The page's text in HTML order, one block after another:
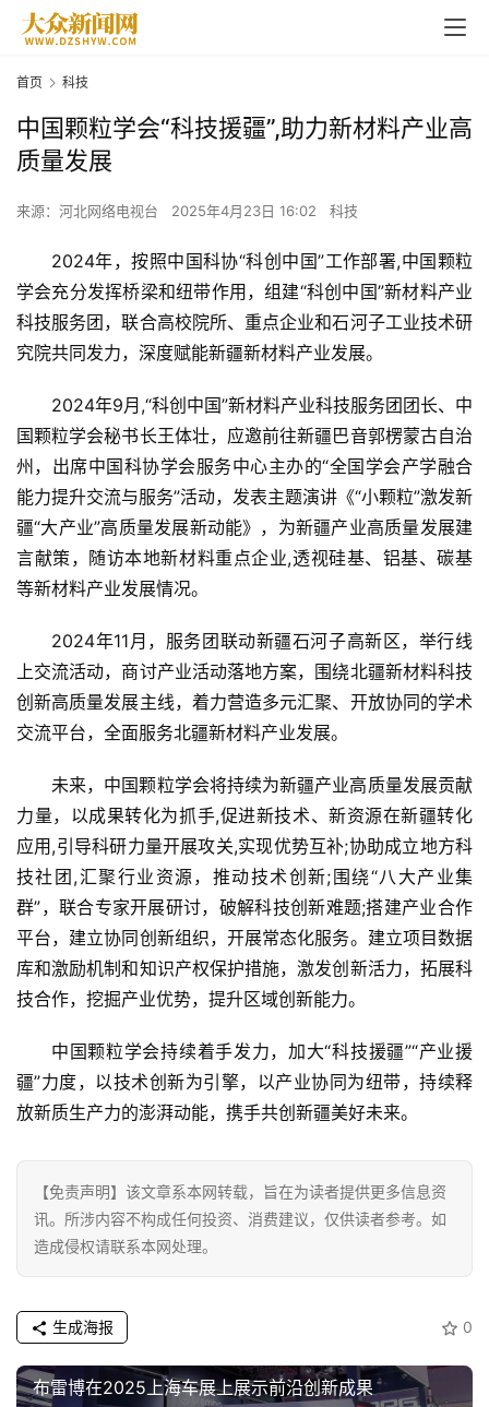
首
资
讯
消
费
生
活
科
首页 科技
​中国颗粒学会“科技援疆”,助力新材料产业高
质量发展
来源：河北网络电视台 2025年4月23日 16:02 科技
2024年，按照中国科协“科创中国”工作部署,中国颗粒
学会充分发挥桥梁和纽带作用，组建“科创中国”新材料产业
科技服务团，联合高校院所、重点企业和石河子工业技术研
究院共同发力，深度赋能新疆新材料产业发展。
2024年9月,“科创中国”新材料产业科技服务团团长、中
国颗粒学会秘书长王体壮，应邀前往新疆巴音郭楞蒙古自治
州，出席中国科协学会服务中心主办的“全国学会产学融合
能力提升交流与服务”活动，发表主题演讲《“小颗粒”激发新
疆“大产业”高质量发展新动能》，为新疆产业高质量发展建
言献策，随访本地新材料重点企业,透视硅基、铝基、碳基
等新材料产业发展情况。
2024年11月，服务团联动新疆石河子高新区，举行线
上交流活动，商讨产业活动落地方案，围绕北疆新材料科技
创新高质量发展主线，着力营造多元汇聚、开放协同的学术
交流平台，全面服务北疆新材料产业发展。
未来，中国颗粒学会将持续为新疆产业高质量发展贡献
力量，以成果转化为抓手,促进新技术、新资源在新疆转化
应用,引导科研力量开展攻关,实现优势互补;协助成立地方科
技社团,汇聚行业资源，推动技术创新;围绕“八大产业集
群”，联合专家开展研讨，破解科技创新难题;搭建产业合作
平台，建立协同创新组织，开展常态化服务。建立项目数据
库和激励机制和知识产权保护措施，激发创新活力，拓展科
技合作，挖掘产业优势，提升区域创新能力。
中国颗粒学会持续着手发力，加大“科技援疆”“产业援
疆”力度，以技术创新为引擎，以产业协同为纽带，持续释
放新质生产力的澎湃动能，携手共创新疆美好未来。
【免责声明】该文章系本网转载，旨在为读者提供更多信息资
讯。所涉内容不构成任何投资、消费建议，仅供读者参考。如
造成侵权请联系本网处理。
0
生成海报
布雷博在2025上海车展上展示前沿创新成果